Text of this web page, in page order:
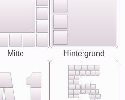
Mitte Hintergrund